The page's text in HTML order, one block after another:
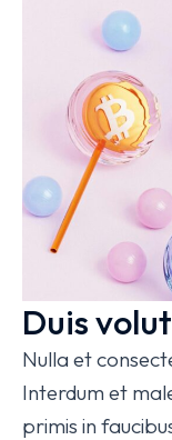
Duis
Nulla et
Interdum et
primis in